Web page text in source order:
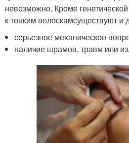
невозможно. Кроме
к тонким волоскамсуществуют и
серьезное механическое
наличие шрамов, травм или